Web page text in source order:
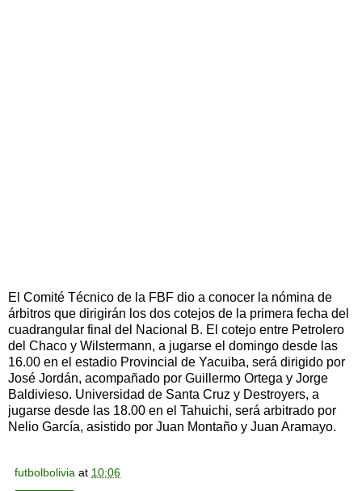
El Comité Técnico de la FBF dio a conocer la nómina de
árbitros que dirigirán los dos cotejos de la primera fecha del
cuadrangular final del Nacional B. El cotejo entre Petrolero
del Chaco y Wilstermann, a jugarse el domingo desde las
16.00 en el estadio Provincial de Yacuiba, será dirigido por
José Jordán, acompañado por Guillermo Ortega y Jorge
Baldivieso. Universidad de Santa Cruz y Destroyers, a
jugarse desde las 18.00 en el Tahuichi, será arbitrado por
Nelio García, asistido por Juan Montaño y Juan Aramayo.
futbolbolivia at 10:06